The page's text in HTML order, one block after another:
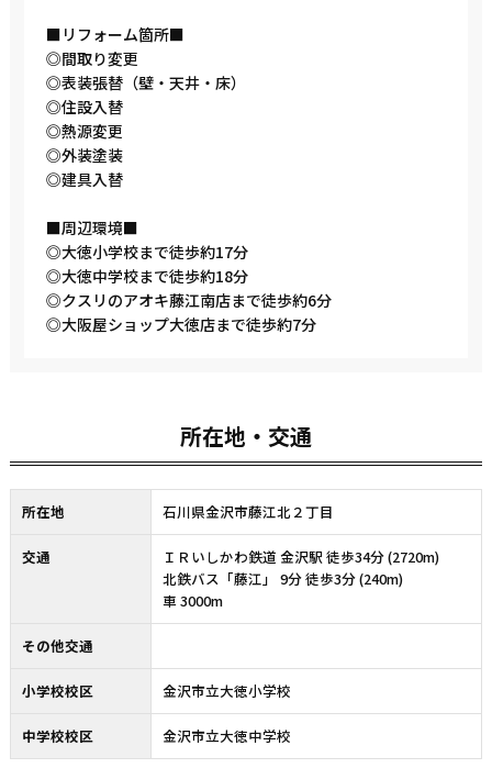
■リフォーム箇所■
◎間取り変更
◎表装張替（壁・天井・床）
◎住設入替
◎熱源変更
◎外装塗装
◎建具入替
■周辺環境■
◎大徳小学校まで徒歩約17分
◎大徳中学校まで徒歩約18分
◎クスリのアオキ藤江南店まで徒歩約6分
◎大阪屋ショップ大徳店まで徒歩約7分
所在地・交通
所在地 石川県金沢市藤江北２丁目
交通
ＩＲいしかわ鉄道 金沢駅 徒歩34分 (2720m)
北鉄バス「藤江」 9分 徒歩3分 (240m)
車 3000m
その他交通
小学校校区 金沢市立大徳小学校
中学校校区 金沢市立大徳中学校